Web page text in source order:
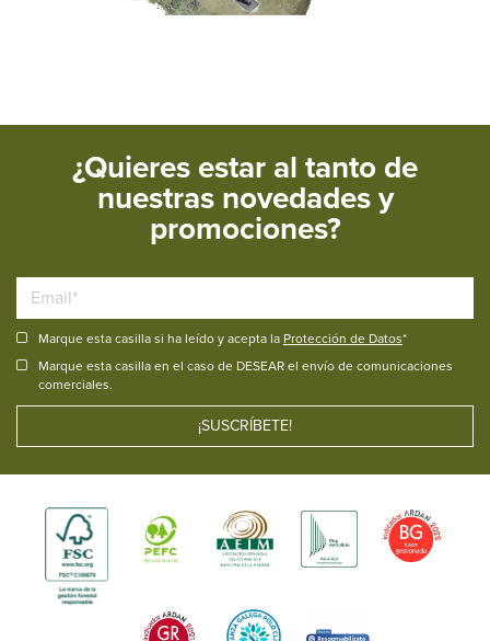
¿Quieres estar al tanto de
nuestras novedades y
promociones?
Marque esta casilla si ha leído y acepta la Protección de Datos*
Marque esta casilla en el caso de DESEAR el envío de comunicaciones
comerciales.